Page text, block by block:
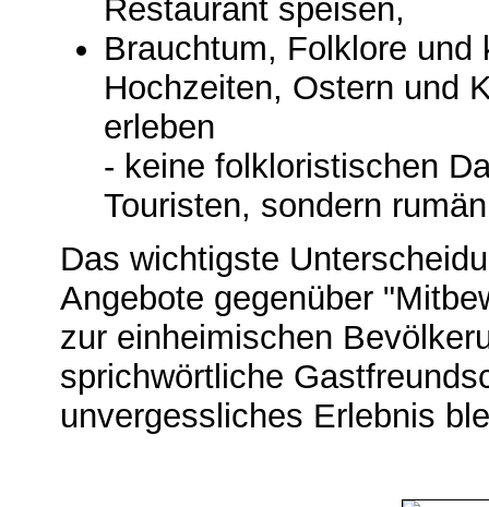
Restaurant speisen,
Brauchtum, Folklore und
Hochzeiten, Ostern und
erleben
- keine folkloristischen
Touristen, sondern
Das wichtigste
Angebote gegenüber
zur einheimischen
sprichwörtliche
unvergessliches Erlebnis